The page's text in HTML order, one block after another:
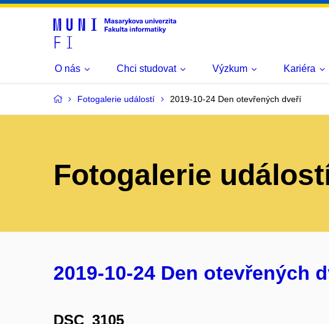
O nás Chci studovat Výzkum Kariéra
Fotogalerie událostí 2019-10-24 Den otevřených dveří
Fotogalerie
2019-10-24 Den otevřených
DSC_3105